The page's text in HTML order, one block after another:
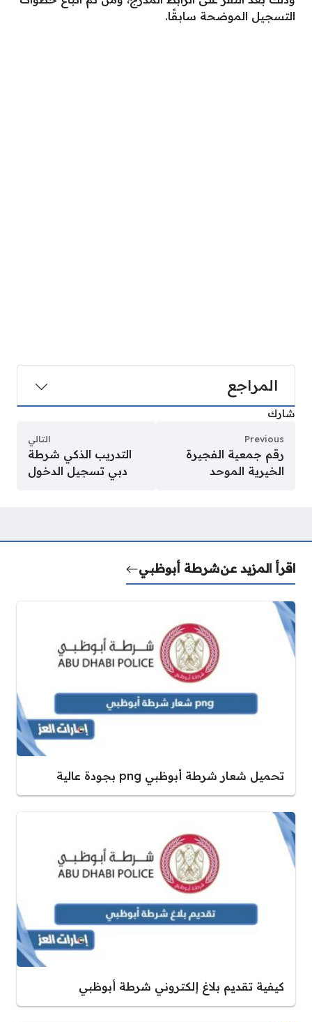
التسجيل الموضحة سابقًا.
المراجع
شارك
Previous
رقم جمعية الفجيرة
الخيرية الموحد
التالي
التدريب الذكي شرطة
دبي تسجيل الدخول
اقرأ المزيد عنشرطة أبوظبي
تحميل شعار شرطة أبوظبي png بجودة عالية
كيفية تقديم بلاغ إلكتروني شرطة أبوظبي